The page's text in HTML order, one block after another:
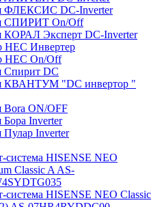
ФЛЕКСИС DC-Inverter
СПИРИТ On/Off
КОРАЛ Эксперт DC-Inverter
HEC Инвертер
HEC On/Off
Спирит DC
КВАНТУМ "DC инвертор "
Bora ON/OFF
Бора Inverter
Пулар Inverter
система HISENSE NEO
Classic A AS-
система HISENSE NEO Classic